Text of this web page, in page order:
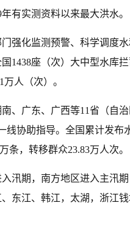
有实测资料以来最大洪水。
强化监测预警、科学调度
1438座（次）大中型水库拦
人（次）。
、广东、广西等11省（自
协助指导。全国累计发布
条，转移群众23.83万人次。
汛期，南方地区进入主汛
东江、韩江，太湖，浙江